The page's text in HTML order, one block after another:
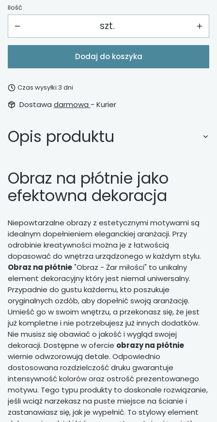
Ilość
szt.
Dodaj do koszyka
Czas wysyłki:3 dni
Dostawa darmowa - Kurier
Opis produktu
Obraz na płótnie jako
efektowna dekoracja
Niepowtarzalne obrazy z estetycznymi motywami są
idealnym dopełnieniem eleganckiej aranżacji. Przy
odrobinie kreatywności można je z łatwością
dopasować do wnętrza urządzonego w każdym stylu.
Obraz na płótnie"Obraz - Żar miłości" to unikalny
element dekoracyjny który jest niemal uniwersalny.
Przypadnie do gustu każdemu, kto poszukuje
oryginalnych ozdób, aby dopełnić swoją aranżację.
Umieść go w swoim wnętrzu, a przekonasz się, że jest
już kompletne i nie potrzebujesz już innych dodatków.
Nie musisz się obawiać o jakość i wygląd swojej
dekoracji. Dostępne w ofercie obrazy na płótnie
wiernie odwzorowują detale. Odpowiednio
dostosowana rozdzielczość druku gwarantuje
intensywność kolorów oraz ostrość prezentowanego
motywu. Tego typu produkty to doskonałe rozwiązanie,
jeśli wciąż narzekasz na puste miejsce na ścianie i
zastanawiasz się, jak je wypełnić. To stylowy element